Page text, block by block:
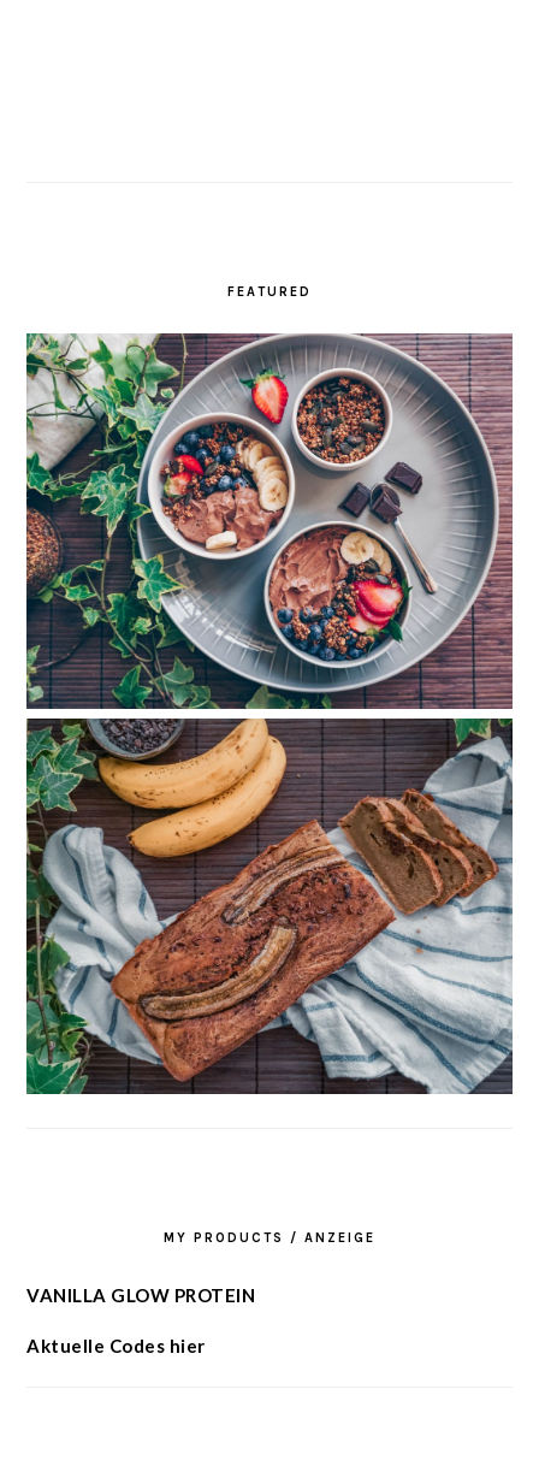
FEATURED
MY PRODUCTS / ANZEIGE
VANILLA GLOW PROTEIN
Aktuelle Codes hier